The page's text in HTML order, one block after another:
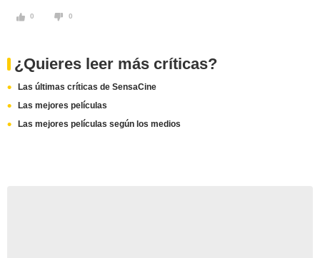
0 0
¿Quieres leer más críticas?
Las últimas críticas de SensaCine
Las mejores películas
Las mejores películas según los medios